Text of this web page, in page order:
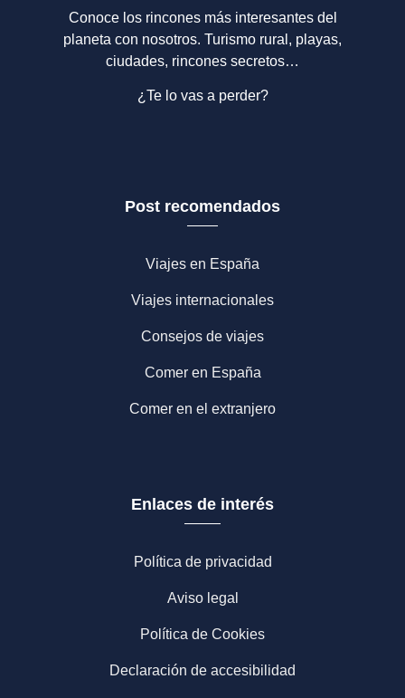
Conoce los rincones más interesantes del
planeta con nosotros. Turismo rural, playas,
ciudades, rincones secretos…
¿Te lo vas a perder?
Post recomendados
Viajes en España
Viajes internacionales
Consejos de viajes
Comer en España
Comer en el extranjero
Enlaces de interés
Política de privacidad
Aviso legal
Política de Cookies
Declaración de accesibilidad